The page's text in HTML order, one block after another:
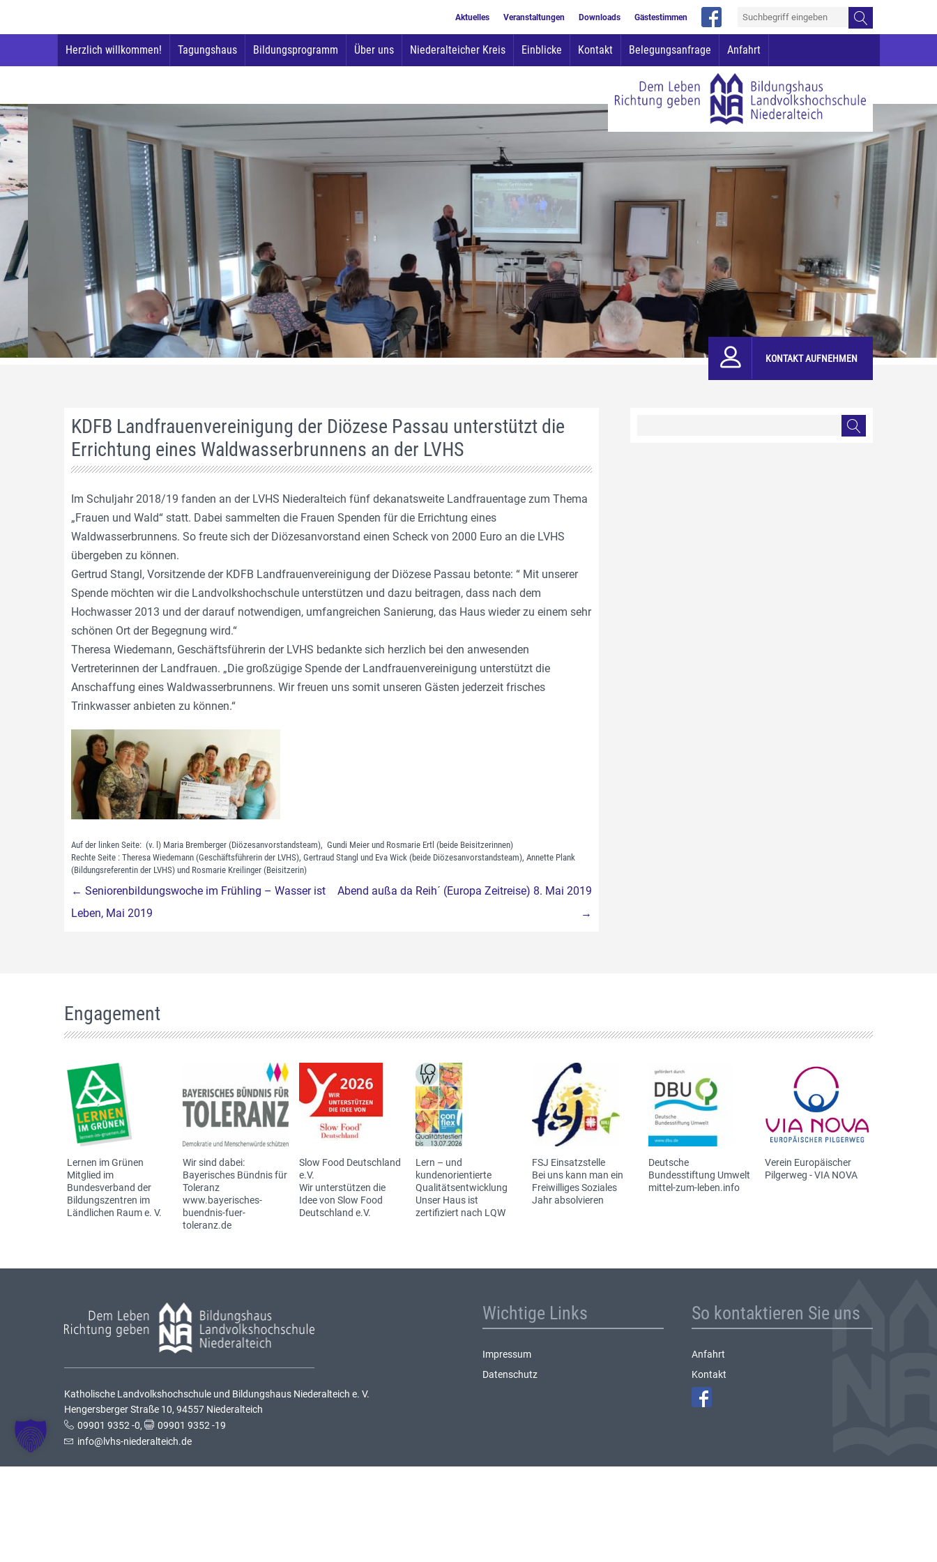
Aktuelles Veranstaltungen Downloads Gästestimmen
Inhalt
Herzlich willkommen! Tagungshaus Bildungsprogramm Über uns Niederalteicher Kreis Einblicke Kontakt Belegungsanfrage Anfahrt
KONTAKT AUFNEHMEN
KDFB Landfrauenvereinigung der Diözese Passau unterstützt die
Errichtung eines Waldwasserbrunnens an der LVHS
Im Schuljahr 2018/19 fanden an der LVHS Niederalteich fünf dekanatsweite Landfrauentage zum Thema
„Frauen und Wald“ statt. Dabei sammelten die Frauen Spenden für die Errichtung eines
Waldwasserbrunnens. So freute sich der Diözesanvorstand einen Scheck von 2000 Euro an die LVHS
übergeben zu können.
Gertrud Stangl, Vorsitzende der KDFB Landfrauenvereinigung der Diözese Passau betonte: “ Mit unserer
Spende möchten wir die Landvolkshochschule unterstützen und dazu beitragen, dass nach dem
Hochwasser 2013 und der darauf notwendigen, umfangreichen Sanierung, das Haus wieder zu einem sehr
schönen Ort der Begegnung wird.“
Theresa Wiedemann, Geschäftsführerin der LVHS bedankte sich herzlich bei den anwesenden
Vertreterinnen der Landfrauen. „Die großzügige Spende der Landfrauenvereinigung unterstützt die
Anschaffung eines Waldwasserbrunnens. Wir freuen uns somit unseren Gästen jederzeit frisches
Trinkwasser anbieten zu können.“
Auf der linken Seite: (v. l) Maria Bremberger (Diözesanvorstandsteam), Gundi Meier und Rosmarie Ertl (beide Beisitzerinnen)
Rechte Seite : Theresa Wiedemann (Geschäftsführerin der LVHS), Gertraud Stangl und Eva Wick (beide Diözesanvorstandsteam), Annette Plank
(Bildungsreferentin der LVHS) und Rosmarie Kreilinger (Beisitzerin)
Beitragsnavigation
← Seniorenbildungswoche im Frühling – Wasser ist
Leben, Mai 2019
Abend außa da Reih´ (Europa Zeitreise) 8. Mai 2019
→
Engagement
Lernen im Grünen
Mitglied im
Bundesverband der
Bildungszentren im
Ländlichen Raum e. V.
Wir sind dabei:
Bayerisches Bündnis für
Toleranz
www.bayerisches-
buendnis-fuer-
toleranz.de
Slow Food Deutschland
e.V.
Wir unterstützen die
Idee von Slow Food
Deutschland e.V.
Lern – und
kundenorientierte
Qualitätsentwicklung
Unser Haus ist
zertifiziert nach LQW
FSJ Einsatzstelle
Bei uns kann man ein
Freiwilliges Soziales
Jahr absolvieren
Deutsche
Bundesstiftung Umwelt
mittel-zum-leben.info
Verein Europäischer
Pilgerweg - VIA NOVA
Katholische Landvolkshochschule und Bildungshaus Niederalteich e. V.
Hengersberger Straße 10, 94557 Niederalteich
09901 9352 -0,
09901 9352 -19
info@lvhs-niederalteich.de
Wichtige Links
Impressum
Datenschutz
So kontaktieren Sie uns
Anfahrt
Kontakt